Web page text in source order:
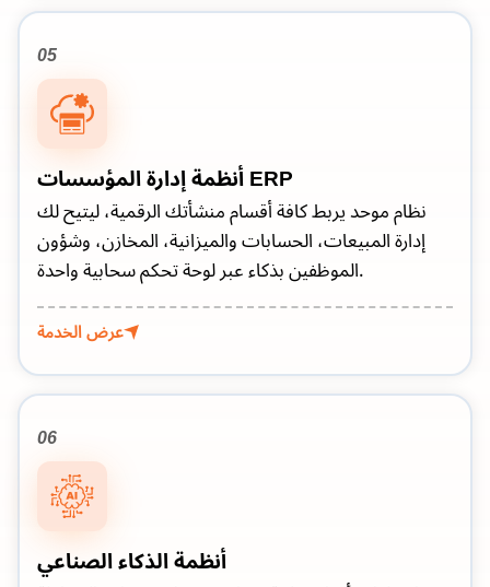
05
أنظمة إدارة المؤسسات ERP
نظام موحد يربط كافة أقسام منشأتك الرقمية، ليتيح لك
إدارة المبيعات، الحسابات والميزانية، المخازن، وشؤون
الموظفين بذكاء عبر لوحة تحكم سحابية واحدة.
عرض الخدمة
06
أنظمة الذكاء الصناعي